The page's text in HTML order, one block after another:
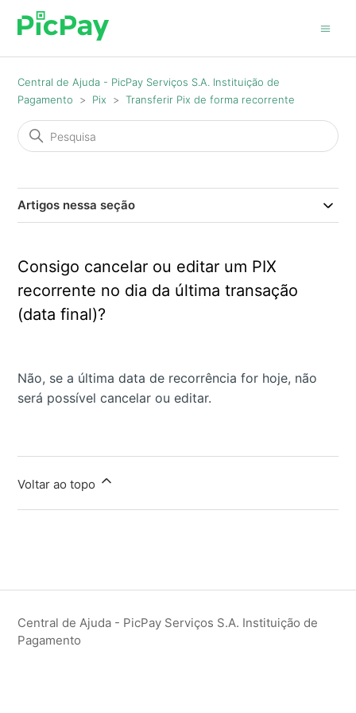
Central de Ajuda - PicPay Serviços S.A. Instituição de
Pagamento
Pix Transferir Pix de forma recorrente
Artigos nessa seção
Consigo cancelar ou editar um PIX
recorrente no dia da última transação
(data final)?
Não, se a última data de recorrência for hoje, não
será possível cancelar ou editar.
Voltar ao topo
Central de Ajuda - PicPay Serviços S.A. Instituição de
Pagamento